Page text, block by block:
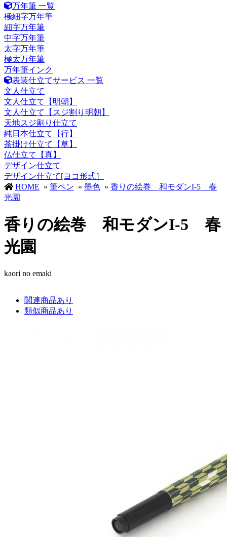
万年筆 一覧
極細字万年筆
細字万年筆
中字万年筆
太字万年筆
極太万年筆
万年筆インク
表装仕立てサービス 一覧
文人仕立て
文人仕立て【明朝】
文人仕立て【スジ割り明朝】
天地スジ割り仕立て
純日本仕立て【行】
茶掛け仕立て【草】
仏仕立て【真】
デザイン仕立て
デザイン仕立て[ヨコ形式］
HOME » 筆ペン » 墨色 » 香りの絵巻 和モダンI-5 春
光園
香りの絵巻 和モダンI-5 春
光園
kaori no emaki
関連商品あり
類似商品あり